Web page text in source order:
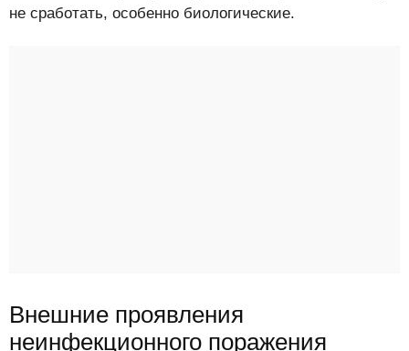
не сработать, особенно биологические.
Внешние проявления
неинфекционного поражения